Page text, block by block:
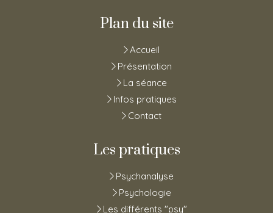
Plan du site
Accueil
Présentation
La séance
Infos pratiques
Contact
Les pratiques
Psychanalyse
Psychologie
Les différents "psy"